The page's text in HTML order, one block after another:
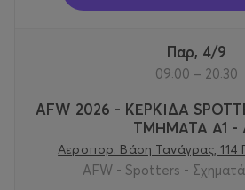
Παρ, 4/9
09:00 – 20:30
AFW 2026 - ΚΕΡΚΙΔΑ
ΤΜΗΜΑΤΑ Α1 -
Αεροπορ. Βάση Τανάγρας, 114
AFW - Spotters -